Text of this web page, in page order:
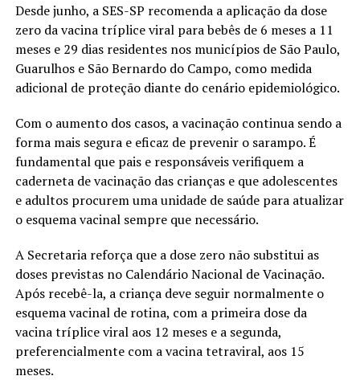
Desde junho, a SES-SP recomenda a aplicação da dose
zero da vacina tríplice viral para bebês de 6 meses a 11
meses e 29 dias residentes nos municípios de São Paulo,
Guarulhos e São Bernardo do Campo, como medida
adicional de proteção diante do cenário epidemiológico.
Com o aumento dos casos, a vacinação continua sendo a
forma mais segura e eficaz de prevenir o sarampo. É
fundamental que pais e responsáveis verifiquem a
caderneta de vacinação das crianças e que adolescentes
e adultos procurem uma unidade de saúde para atualizar
o esquema vacinal sempre que necessário.
A Secretaria reforça que a dose zero não substitui as
doses previstas no Calendário Nacional de Vacinação.
Após recebê-la, a criança deve seguir normalmente o
esquema vacinal de rotina, com a primeira dose da
vacina tríplice viral aos 12 meses e a segunda,
preferencialmente com a vacina tetraviral, aos 15
meses.